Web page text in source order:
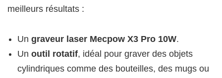
meilleurs résultats :
Un graveur laser Mecpow X3 Pro 10W.
Un outil rotatif, idéal pour graver des objets
cylindriques comme des bouteilles, des mugs ou